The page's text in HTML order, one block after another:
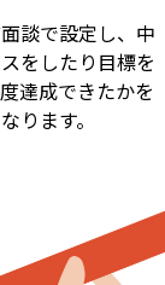
談で設定し、中
をしたり目標を
達成できたかを
ります。